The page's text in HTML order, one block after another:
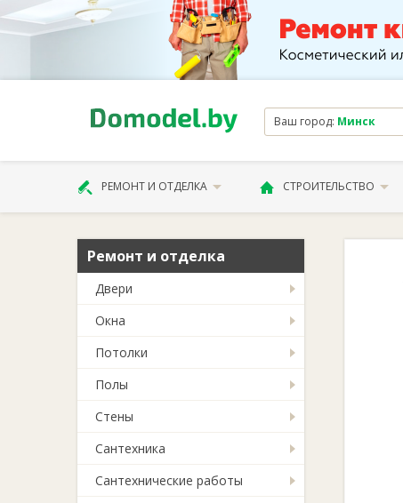
Ваш город: Минск
РЕМОНТ И ОТДЕЛКА СТРОИТЕЛЬСТВО
Ремонт и отделка
Двери
Окна
Потолки
Полы
Стены
Сантехника
Сантехнические работы